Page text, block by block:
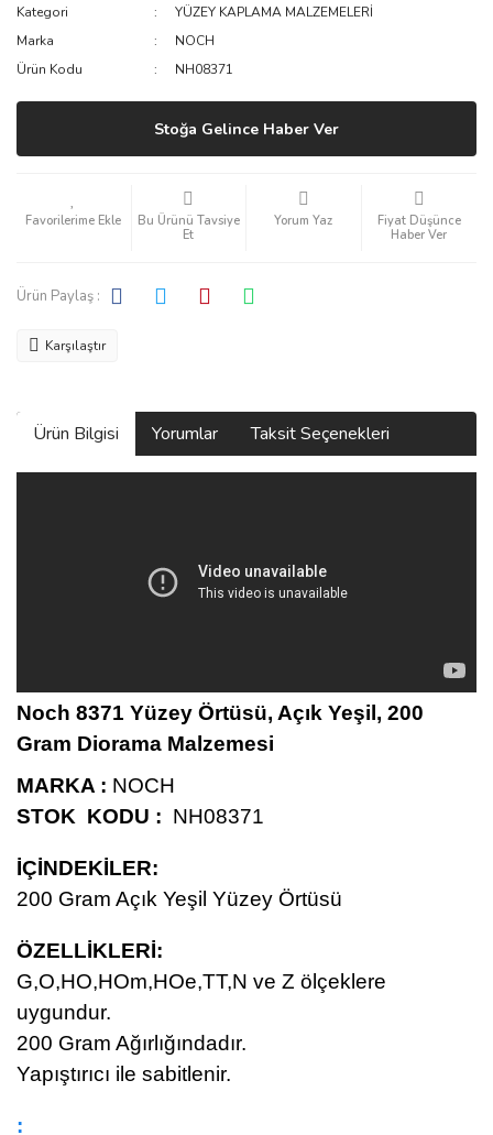
Kategori
YÜZEY KAPLAMA MALZEMELERİ
Marka
NOCH
Ürün Kodu
NH08371
Stoğa Gelince Haber Ver
Bu Ürünü Tavsiye
Et
Yorum Yaz
Fiyat Düşünce
Haber Ver
Ürün Paylaş :
Karşılaştır
Ürün Bilgisi Yorumlar Taksit Seçenekleri
Noch 8371 Yüzey Örtüsü, Açık Yeşil, 200
Gram Diorama Malzemesi
MARKA : NOCH
STOK KODU : NH08371
İÇİNDEKİLER:
200 Gram Açık Yeşil Yüzey Örtüsü
ÖZELLİKLERİ:
G,O,HO,HOm,HOe,TT,N ve Z ölçeklere
uygundur.
200 Gram Ağırlığındadır.
Yapıştırıcı ile sabitlenir.
: